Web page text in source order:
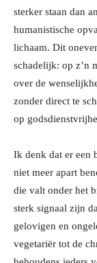
sterker staan dan
humanistische
lichaam. Dit
schadelijk: op z’n
over de
zonder direct te
op
Ik denk dat er een
niet meer apart
die valt onder het
sterk signaal zijn
gelovigen en
vegetariër tot de